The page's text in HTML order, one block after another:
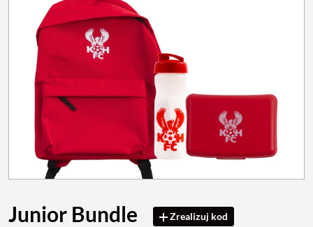
Junior Bundle Zrealizuj kod